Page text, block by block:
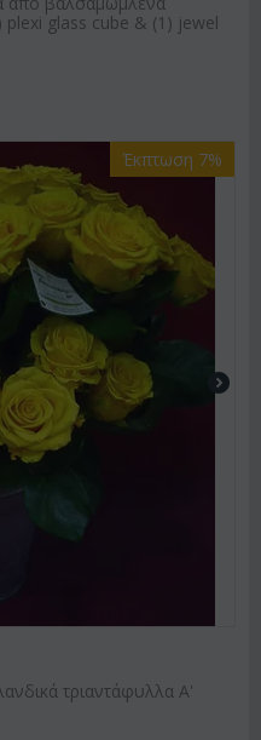
plexi glass cube & (1) jewel
Έκπτωση 7%
τριαντάφυλλα Α'